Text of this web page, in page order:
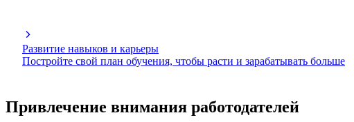
Развитие навыков и карьеры
Постройте свой план обучения, чтобы расти и зарабатывать больше
Привлечение внимания работодателей